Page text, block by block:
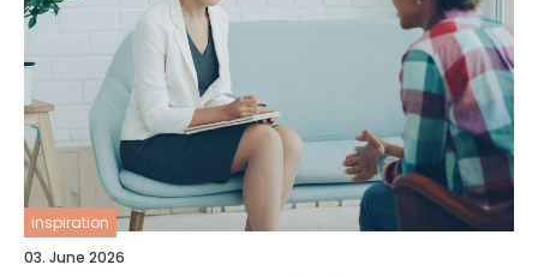
inspiration
03. June 2026